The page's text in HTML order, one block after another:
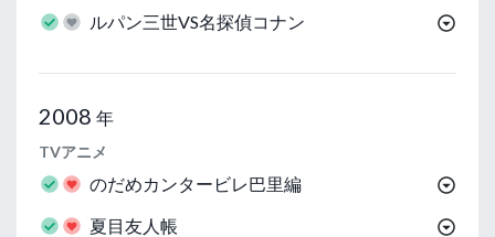
ルパン三世VS名探偵コナン
2008 年
TVアニメ
のだめカンタービレ巴里編
夏目友人帳